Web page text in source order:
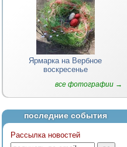
Ярмарка на Вербное
воскресенье
все фотографии →
последние события
Рассылка новостей